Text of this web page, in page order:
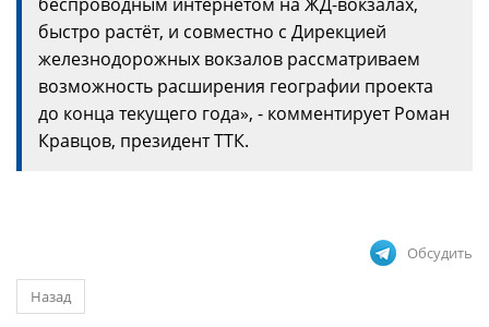
быстро растёт, и совместно с Дирекцией
железнодорожных вокзалов рассматриваем
возможность расширения географии проекта
до конца текущего года», - комментирует Роман
Кравцов, президент ТТК.
Обсудить
Назад